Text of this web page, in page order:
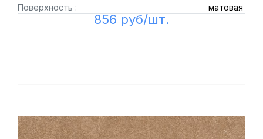
Поверхность :
матовая
856 руб/шт.